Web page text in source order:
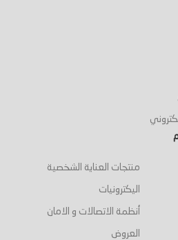
منتجات العناية الشخصية
اليكترونيات
أنظمة الاتصالات و الامان
العروض